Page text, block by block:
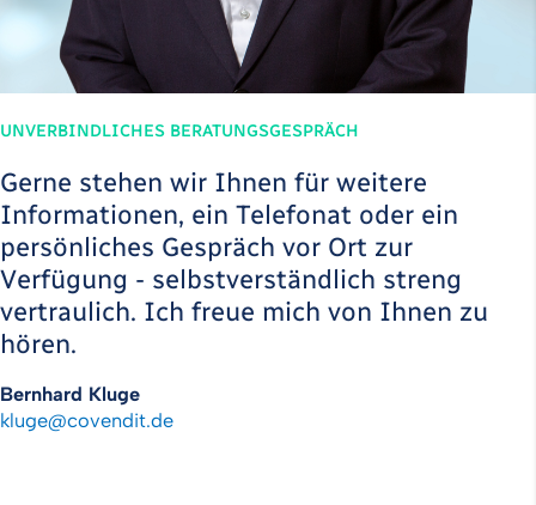
UNVERBINDLICHES BERATUNGSGESPRÄCH
Gerne stehen wir Ihnen für weitere
Informationen, ein Telefonat oder ein
persönliches Gespräch vor Ort zur
Verfügung - selbstverständlich streng
vertraulich. Ich freue mich von Ihnen zu
hören.
Bernhard Kluge
kluge@covendit.de